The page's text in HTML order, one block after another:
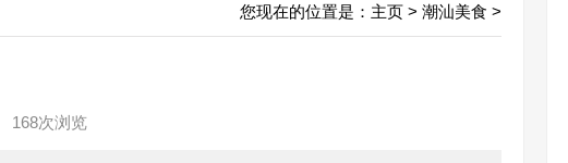
您现在的位置是： 主页 > 潮汕美食 >
168次浏览